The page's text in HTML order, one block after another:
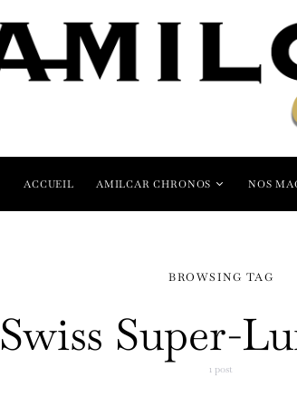
ACCUEIL AMILCAR CHRONOS NOS
BROWSING TAG
Swiss Super-
1 post